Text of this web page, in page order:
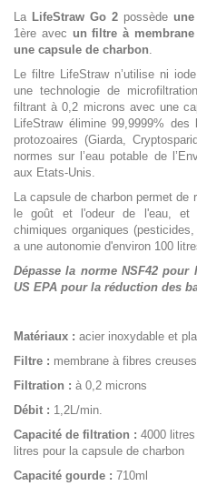
La LifeStraw Go 2 possède
1ère avec un filtre à
une capsule de charbon
Le filtre LifeStraw n’utilise ni
une technologie de
filtrant à 0,2 microns avec une
LifeStraw élimine 99,9999%
protozoaires (Giarda,
normes sur l’eau potable de
aux Etats-Unis.
La capsule de charbon permet de
le goût et l'odeur de l'eau, et
chimiques organiques
a une autonomie d'environ 100
Dépasse la norme NSF42
US EPA pour la réduction des
Matériaux : acier inoxydable et
Filtre : membrane à fibres
Filtration : à 0,2 microns
Débit : 1,2L/min.
Capacité de filtration : 4000
litres pour la capsule de charbon
Capacité gourde : 710ml